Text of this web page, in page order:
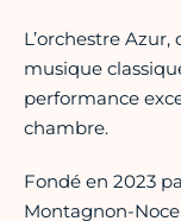
L’orchestre
musique
performance
chambre.
Fondé en 2023
Montagnon-